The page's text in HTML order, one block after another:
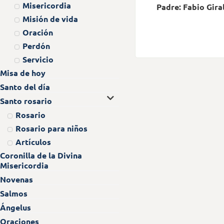
Misericordia
Misión de vida
Oración
Perdón
Servicio
Misa de hoy
Santo del día
Santo rosario
Rosario
Rosario para niños
Artículos
Coronilla de la Divina
Misericordia
Novenas
Salmos
Ángelus
Oraciones
Padre: Fabio